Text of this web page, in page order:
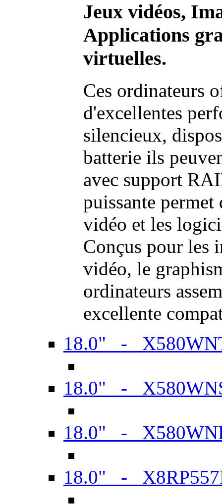
Jeux vidéos,
Applications
virtuelles.
Ces ordinateurs
d'excellentes
silencieux,
batterie ils
avec support
puissante permet
vidéo et les
Conçus pour les
vidéo, le
ordinateurs
excellente
18.0" -
18.0" -
18.0" -
18.0" -